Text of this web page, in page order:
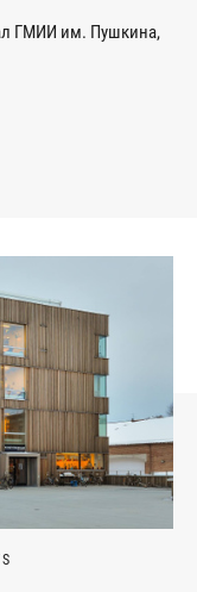
ГМИИ им. Пушкина,